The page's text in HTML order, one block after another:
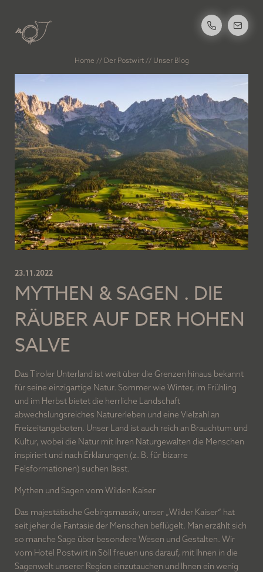
DER POSTWIRT
Ihr Rundum-sorglos-Urlaub
Unsere Geschichte
¾-Verwöhnpension
Lage und Anreise
Unser Blog
Bildergalerie
Arbeiten im Postwirt
ZIMMER UND PREISE
WELLNESS UND SPA
DER WILDE KAISER
Home // Der Postwirt // Unser Blog
23.11.2022
MYTHEN & SAGEN . DIE
RÄUBER AUF DER HOHEN
SALVE
Das Tiroler Unterland ist weit über die Grenzen hinaus bekannt
für seine einzigartige Natur. Sommer wie Winter, im Frühling
und im Herbst bietet die herrliche Landschaft
abwechslungsreiches Naturerleben und eine Vielzahl an
Freizeitangeboten. Unser Land ist auch reich an Brauchtum und
Kultur, wobei die Natur mit ihren Naturgewalten die Menschen
inspiriert und nach Erklärungen (z. B. für bizarre
Felsformationen) suchen lässt.
Mythen und Sagen vom Wilden Kaiser
Das majestätische Gebirgsmassiv, unser „Wilder Kaiser“ hat
seit jeher die Fantasie der Menschen beflügelt. Man erzählt sich
so manche Sage über besondere Wesen und Gestalten. Wir
vom Hotel Postwirt in Söll freuen uns darauf, mit Ihnen in die
Sagenwelt unserer Region einzutauchen und Ihnen ein wenig